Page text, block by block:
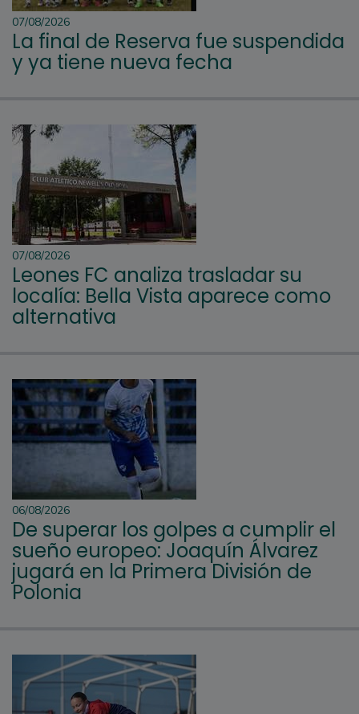
07/08/2026
La final de Reserva fue suspendida
y ya tiene nueva fecha
07/08/2026
Leones FC analiza trasladar su
localía: Bella Vista aparece como
alternativa
06/08/2026
De superar los golpes a cumplir el
sueño europeo: Joaquín Álvarez
jugará en la Primera División de
Polonia